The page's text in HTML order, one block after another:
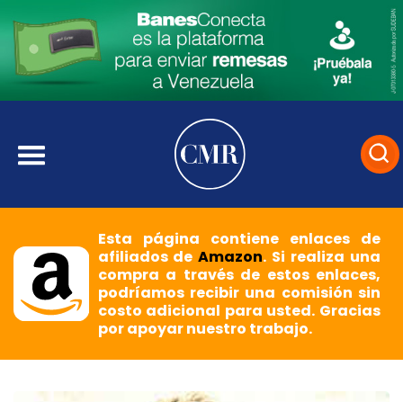
Esta página contiene enlaces de
afiliados deAmazon. Si realiza una
compra a través de estos enlaces,
podríamos recibir una comisión sin
costo adicional para usted. Gracias
por apoyar nuestro trabajo.